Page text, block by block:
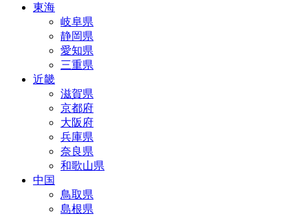
東海
岐阜県
静岡県
愛知県
三重県
近畿
滋賀県
京都府
大阪府
兵庫県
奈良県
和歌山県
中国
鳥取県
島根県